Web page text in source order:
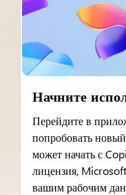
Начните
Перейдите в
попробовать
может начать с
лицензия,
вашим рабочим